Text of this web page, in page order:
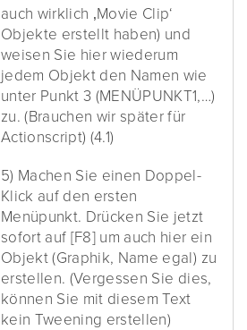
auch wirklich ‚Movie Clip‘
Objekte erstellt haben) und
weisen Sie hier wiederum
jedem Objekt den Namen wie
unter Punkt 3 (MENÜPUNKT1,…)
zu. (Brauchen wir später für
Actionscript) (4.1)
5) Machen Sie einen Doppel-
Klick auf den ersten
Menüpunkt. Drücken Sie jetzt
sofort auf [F8] um auch hier ein
Objekt (Graphik, Name egal) zu
erstellen. (Vergessen Sie dies,
können Sie mit diesem Text
kein Tweening erstellen)